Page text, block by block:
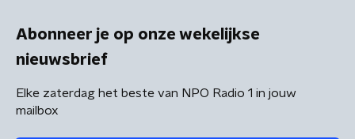
Abonneer je op onze wekelijkse
nieuwsbrief
Elke zaterdag het beste van NPO Radio 1 in jouw
mailbox